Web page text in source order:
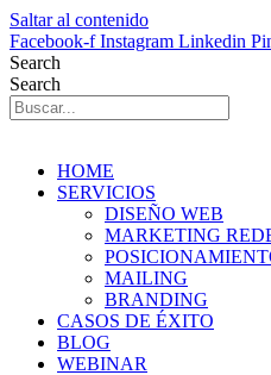
Saltar al contenido
Facebook-f Instagram Linkedin
Search
Search
HOME
SERVICIOS
DISEÑO WEB
MARKETING
MAILING
BRANDING
CASOS DE ÉXITO
BLOG
WEBINAR